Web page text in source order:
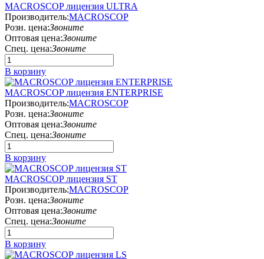
MACROSCOP лицензия ULTRA
Производитель:MACROSCOP
Розн. цена:Звоните
Оптовая цена:Звоните
Спец. цена:Звоните
В корзину
MACROSCOP лицензия ENTERPRISE
Производитель:MACROSCOP
Розн. цена:Звоните
Оптовая цена:Звоните
Спец. цена:Звоните
В корзину
MACROSCOP лицензия ST
Производитель:MACROSCOP
Розн. цена:Звоните
Оптовая цена:Звоните
Спец. цена:Звоните
В корзину